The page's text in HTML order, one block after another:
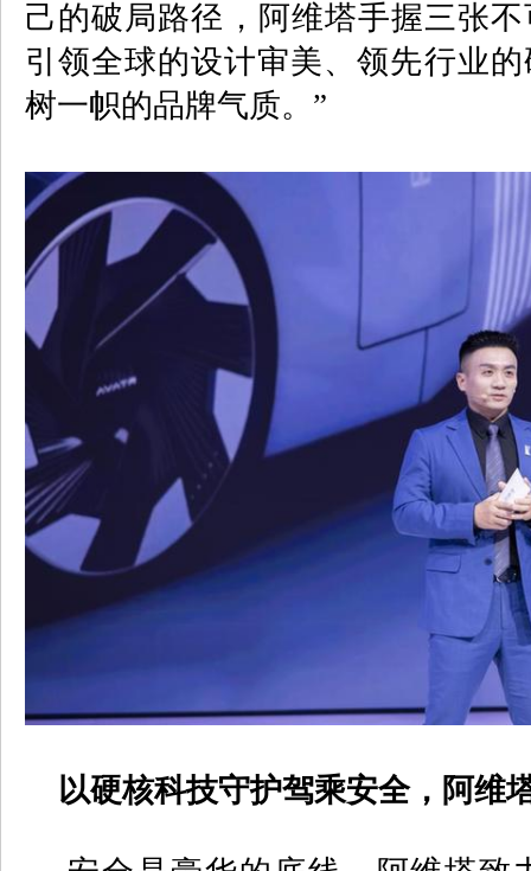
己的破局路径，阿维塔手握三张
引领全球的设计审美、领先行业
树一帜的品牌气质。”
以硬核科技守护驾乘安全，阿维